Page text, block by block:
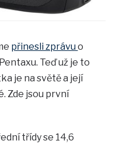
přinesli zprávuo
Teď už je to
je na světě a její
Zde jsou první
třídy se 14,6